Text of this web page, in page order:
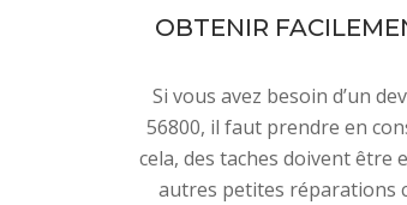
OBTENIR
Si vous avez besoin d’un
56800, il faut prendre en
cela, des taches doivent être
autres petites réparations